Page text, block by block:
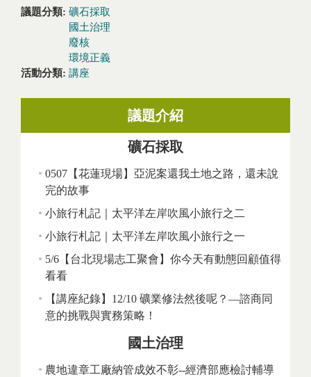
議題分類: 礦石採取
國土治理
廢核
環境正義
活動分類: 講座
議題介紹
礦石採取
0507【花蓮現場】亞泥案還我土地之路，還未說
完的故事
小旅行札記｜太平洋左岸吹風小旅行之二
小旅行札記｜太平洋左岸吹風小旅行之一
5/6【台北現場志工聚會】你今天有動態回顧值得
看看
【講座紀錄】12/10 礦業修法然後呢？—諮商同
意的挑戰與實務策略！
國土治理
農地違章工廠納管成效不彰--經濟部應檢討輔導